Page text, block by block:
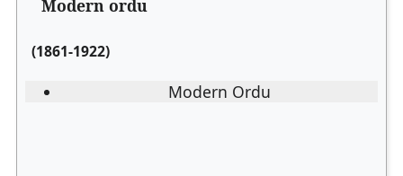
Modern ordu
(1861-1922)
Modern Ordu